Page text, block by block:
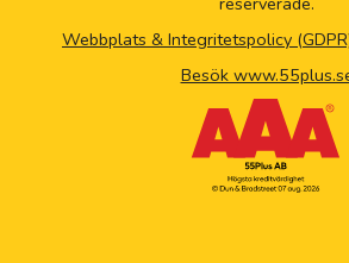
Webbplats & Integritetspolicy
Besök